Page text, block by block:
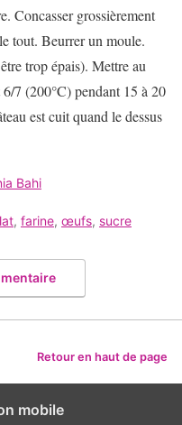
Concasser grossièrement
tout. Beurrer un moule.
trop épais). Mettre au
7 (200°C) pendant 15 à 20
est cuit quand le dessus
Bahi
, farine, œufs, sucre
Retour en haut de page
mobile